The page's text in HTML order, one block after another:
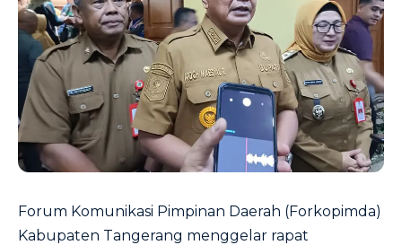
Forum Komunikasi Pimpinan Daerah (Forkopimda)
Kabupaten Tangerang menggelar rapat